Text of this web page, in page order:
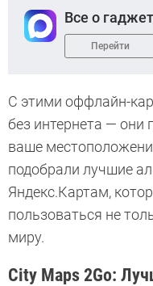
Все о
Перейти
С этими оффлайн-
без интернета —
ваше
подобрали лучшие
Яндекс.Картам,
пользоваться не
миру.
City Maps 2Go: